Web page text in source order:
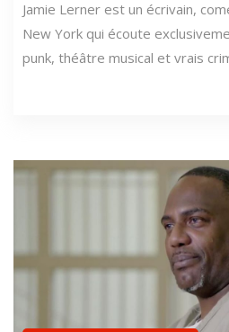
Jamie Lerner est un écrivain,
New York qui écoute
punk, théâtre musical et vrais